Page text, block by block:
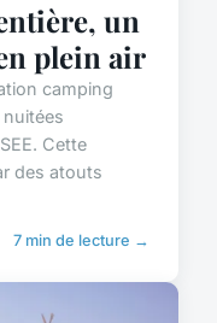
un
plein air
camping
nuitées
Cette
des atouts
7 min de lecture →